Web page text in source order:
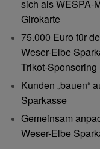
sich als WESPA-
Girokarte
75.000 Euro für
Weser-Elbe
Trikot-Sponsoring
Kunden „bauen“
Sparkasse
Gemeinsam
Weser-Elbe